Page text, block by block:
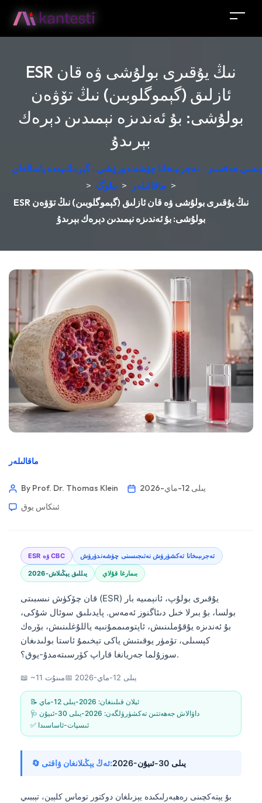
ESR نىڭ يۇقىرى بولۇشى ۋە قان
ئازلىق (گېموگلوبىن) نىڭ تۆۋەن
بولۇشى: بۇ ئەندىزە نېمىدىن دېرەك
بېرىدۇ
ھەقسىز - تەجرىبىخانا چۈشەندۈرۈشى ، گېرمانىيەدە ياسالغان
> بىلوگ > ماقالىلەر >
ESR نىڭ يۇقىرى بولۇشى ۋە قان ئازلىق (گېموگلوبىن) نىڭ تۆۋەن
بولۇشى: بۇ ئەندىزە نېمىدىن دېرەك بېرىدۇ
ماقالىلەر
By Prof. Dr. Thomas Klein
2026-يىلى 12-ماي
ئىنكاس يوق
ESR ۋە CBC تەجرىبىخانا تەكشۈرۈش نەتىجىسىنى چۈشەندۈرۈش
2026-يىللىق يېڭىلاش بىمارغا قۇلاي
قان چۆكۈش نىسبىتى (ESR) يۇقىرى بولۇپ، ئانېمىيە بار
بولسا، بۇ بىرلا خىل دىئاگنوز ئەمەس. پايدىلىق سوئال شۇكى،
بۇ ئەندىزە يۇقۇملىنىش، ئاپتومىممۇنىيە ياللۇغلىنىش، بۆرەك
كېسىلى، تۆمۈر يوقىتىش ياكى تېخىمۇ ئاستا بولىدىغان
سوزۇلما جەريانغا قاراپ كۆرسىتەمدۇ-يوق؟.
📖 ~11 مىنۇت📅 2026-يىلى 12-ماي
📝 ئېلان قىلىنغان: 2026-يىلى 12-ماي
🩺 داۋالاش جەھەتتىن تەكشۈرۈلگەن: 2026-يىلى 30-ئىيۇن
✅ ئىسپات-ئاساسىدا
🔄 ئەڭ يېڭىلانغان ۋاقتى: 2026-يىلى 30-ئىيۇن
بۇ يېتەكچىنى رەھبەرلىكىدە يېزىلغان دوكتور توماس كلېين، تېببىي